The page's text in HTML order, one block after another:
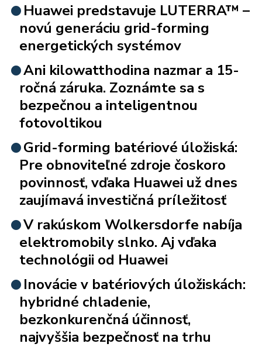
Huawei predstavuje LUTERRA™ –
novú generáciu grid-forming
energetických systémov
Ani kilowatthodina nazmar a 15-
ročná záruka. Zoznámte sa s
bezpečnou a inteligentnou
fotovoltikou
Grid-forming batériové úložiská:
Pre obnoviteľné zdroje čoskoro
povinnosť, vďaka Huawei už dnes
zaujímavá investičná príležitosť
V rakúskom Wolkersdorfe nabíja
elektromobily slnko. Aj vďaka
technológii od Huawei
Inovácie v batériových úložiskách:
hybridné chladenie,
bezkonkurenčná účinnosť,
najvyššia bezpečnosť na trhu